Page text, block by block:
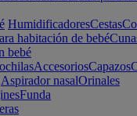
HumidificadoresCestas
habitación de bebé
bebé
AccesoriosCapazos
Aspirador nasalOrinales
Funda